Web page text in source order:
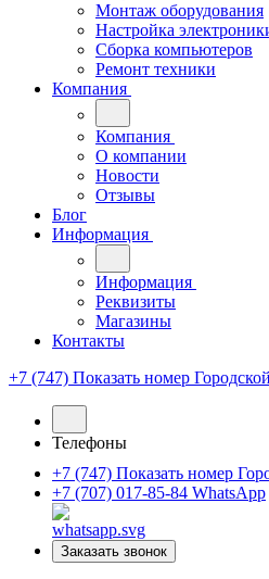
Монтаж оборудования
Настройка
Сборка компьютеров
Ремонт техники
Компания
Компания
О компании
Новости
Отзывы
Блог
Информация
Информация
Реквизиты
Магазины
Контакты
+7 (747) Показать номер
Телефоны
+7 (747) Показать номер
+7 (707) 017-85-84 WhatsApp
Заказать звонок